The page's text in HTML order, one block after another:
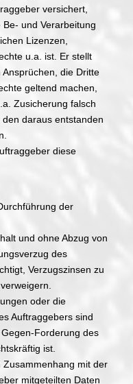
versichert,
und Verarbeitung
Lizenzen,
u.a. ist. Er stellt
die Dritte
geltend machen,
Zusicherung falsch
daraus entstanden
diese
der
und ohne Abzug von
des
Verzugszinsen zu
oder die
Auftraggebers sind
Forderung des
ist.
mit der
mitgeteilten Daten